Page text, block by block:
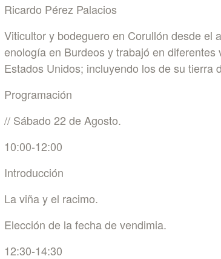
Ricardo Pérez Palacios
Viticultor y bodeguero en Corullón desde el
enología en Burdeos y trabajó en
Estados Unidos; incluyendo los de su tierra
Programación
// Sábado 22 de Agosto.
10:00-12:00
Introducción
La viña y el racimo.
Elección de la fecha de vendimia.
12:30-14:30